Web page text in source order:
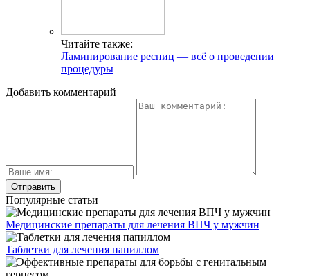
Читайте также:
Ламинирование ресниц — всё о проведении
процедуры
Добавить комментарий
Популярные статьи
Медицинские препараты для лечения ВПЧ у мужчин
Таблетки для лечения папиллом